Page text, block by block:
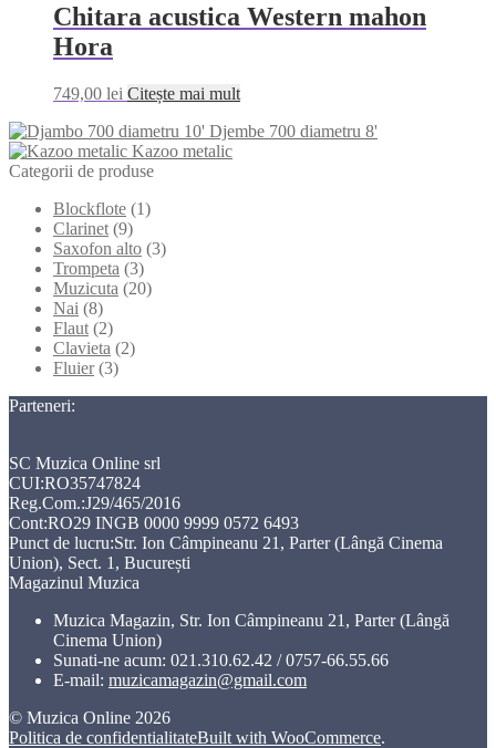
Chitara acustica Western mahon
Hora
749,00 lei Citește mai mult
Djembe 700 diametru 8'
Kazoo metalic
Categorii de produse
Blockflote (1)
Clarinet (9)
Saxofon alto (3)
Trompeta (3)
Muzicuta (20)
Nai (8)
Flaut (2)
Clavieta (2)
Fluier (3)
Parteneri:
SC Muzica Online srl
CUI:RO35747824
Reg.Com.:J29/465/2016
Cont:RO29 INGB 0000 9999 0572 6493
Punct de lucru:Str. Ion Câmpineanu 21, Parter (Lângă Cinema
Union), Sect. 1, București
Magazinul Muzica
Muzica Magazin, Str. Ion Câmpineanu 21, Parter (Lângă
Cinema Union)
Sunati-ne acum: 021.310.62.42 / 0757-66.55.66
E-mail: muzicamagazin@gmail.com
© Muzica Online 2026
Politica de confidentialitateBuilt with WooCommerce.